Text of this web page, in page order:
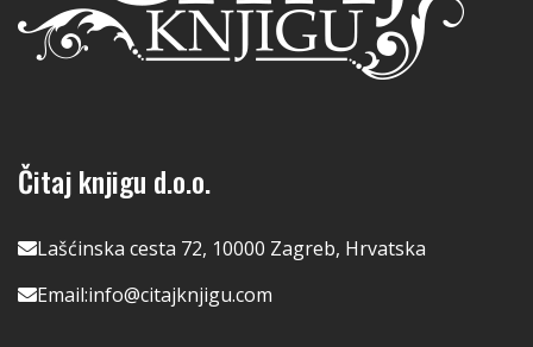
Čitaj knjigu d.o.o.
Lašćinska cesta 72, 10000 Zagreb, Hrvatska
Email:info@citajknjigu.com